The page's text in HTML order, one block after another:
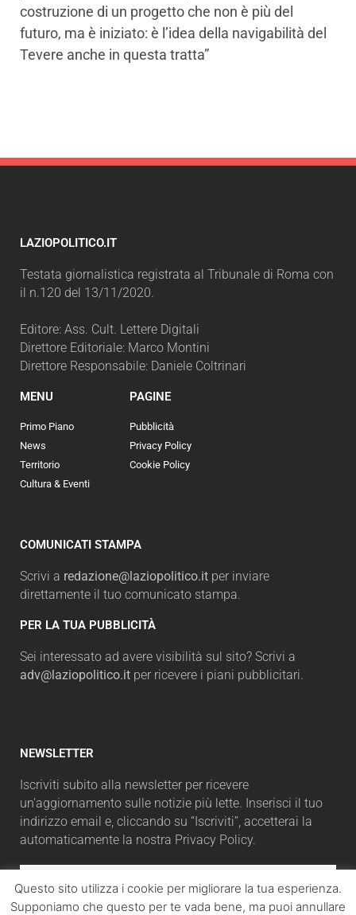
costruzione di un progetto che non è più del
futuro, ma è iniziato: è l’idea della navigabilità del
Tevere anche in questa tratta”
LAZIOPOLITICO.IT
Testata giornalistica registrata al Tribunale di Roma con
il n.120 del 13/11/2020.
Editore: Ass. Cult. Lettere Digitali
Direttore Editoriale: Marco Montini
Direttore Responsabile: Daniele Coltrinari
MENU
Primo Piano
News
Territorio
Cultura & Eventi
PAGINE
Pubblicità
Privacy Policy
Cookie Policy
COMUNICATI STAMPA
Scrivi a redazione@laziopolitico.it per inviare
direttamente il tuo comunicato stampa.
PER LA TUA PUBBLICITÀ
Sei interessato ad avere visibilità sul sito? Scrivi a
adv@laziopolitico.it per ricevere i piani pubblicitari.
NEWSLETTER
Iscriviti subito alla newsletter per ricevere
un'aggiornamento sulle notizie più lette. Inserisci il tuo
indirizzo email e, cliccando su “Iscriviti”, accetterai la
automaticamente la nostra Privacy Policy.
Questo sito utilizza i cookie per migliorare la tua esperienza.
Supponiamo che questo per te vada bene, ma puoi annullare